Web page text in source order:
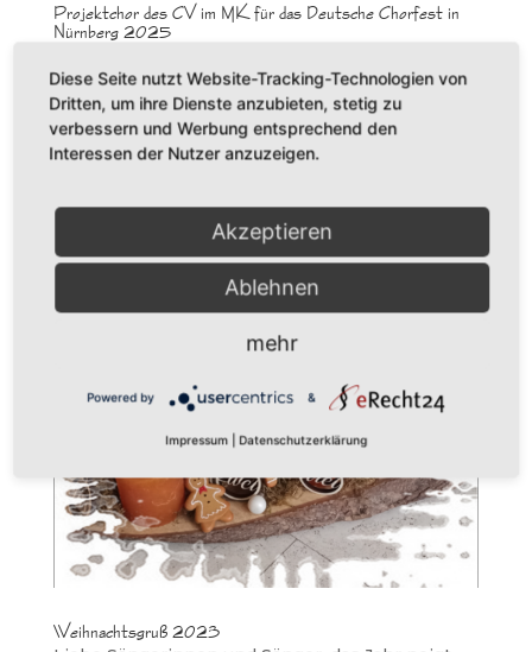
Projektchor des CV im MK für das Deutsche Chorfest in
Nürnberg 2025
wir auf Grund der geringen Teilnehmerzahl die
angebotene Chorreise nach Nürnberg zum
Deutschen Chorfest absagen. Schön wäre es
gewesen. Unser ursprüngliches Vorhaben: wie
Weihnachtsgruß 2023
Diese Seite nutzt Website-Tracking-Technologien von
Dritten, um ihre Dienste anzubieten, stetig zu
verbessern und Werbung entsprechend den
Interessen der Nutzer anzuzeigen.
Akzeptieren
Ablehnen
mehr
Powered by &
Impressum Datenschutzerklärung